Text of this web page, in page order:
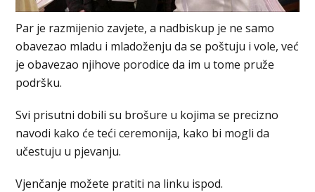
Par je razmijenio zavjete, a nadbiskup je ne samo
obavezao mladu i mladoženju da se poštuju i vole, već
je obavezao njihove porodice da im u tome pruže
podršku.
Svi prisutni dobili su brošure u kojima se precizno
navodi kako će teći ceremonija, kako bi mogli da
učestuju u pjevanju.
Vjenčanje možete pratiti na linku ispod.